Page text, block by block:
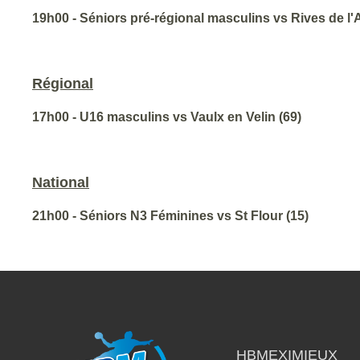
19h00 - Séniors pré-régional masculins vs Rives de
Régional
17h00 - U16 masculins vs Vaulx en Velin (69)
National
21h00 - Séniors N3 Féminines vs St Flour (15)
HBMEXIMIEUX